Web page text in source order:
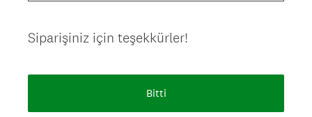
Siparişiniz için teşekkürler!
Bitti